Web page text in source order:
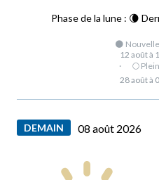
Phase de la lune : 🌘
🌑
12 août à
·
🌕
28 août à
DEMAIN 08 août 2026